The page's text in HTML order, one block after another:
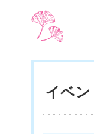
イベン